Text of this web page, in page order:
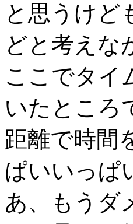
と思うけど
どと考えな
ここでタイ
いたところ
距離で時間
ぱいいっぱ
あ、もうダ